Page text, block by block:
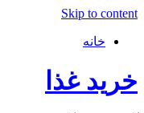
Skip to content
خانه
خرید غذا